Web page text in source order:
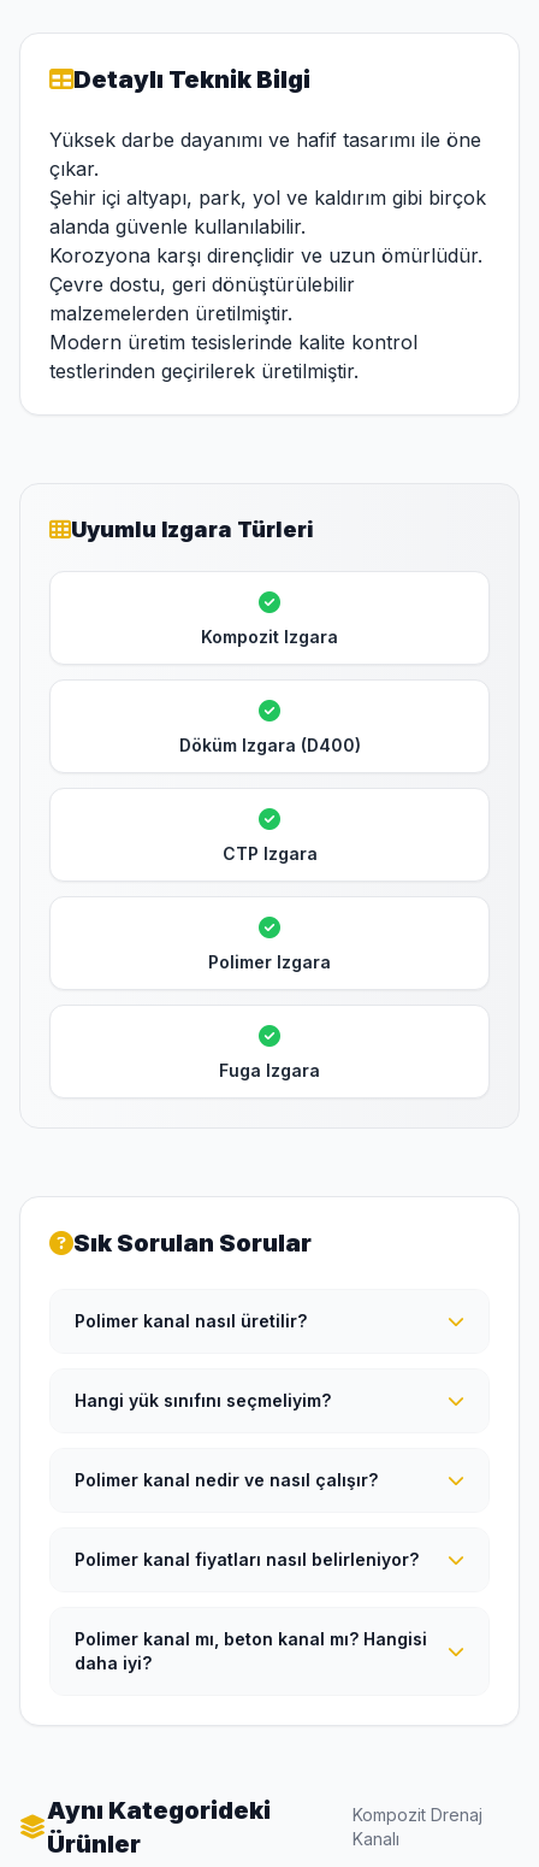
Detaylı Teknik Bilgi
Yüksek darbe dayanımı ve hafif tasarımı ile öne
çıkar.
Şehir içi altyapı, park, yol ve kaldırım gibi birçok
alanda güvenle kullanılabilir.
Korozyona karşı dirençlidir ve uzun ömürlüdür.
Çevre dostu, geri dönüştürülebilir
malzemelerden üretilmiştir.
Modern üretim tesislerinde kalite kontrol
testlerinden geçirilerek üretilmiştir.
Uyumlu Izgara Türleri
Kompozit Izgara
Döküm Izgara (D400)
CTP Izgara
Polimer Izgara
Fuga Izgara
Sık Sorulan Sorular
Polimer kanal nasıl üretilir?
Hangi yük sınıfını seçmeliyim?
Polimer kanal nedir ve nasıl çalışır?
Polimer kanal fiyatları nasıl belirleniyor?
Polimer kanal mı, beton kanal mı? Hangisi
daha iyi?
Aynı Kategorideki
Ürünler
Kompozit Drenaj
Kanalı